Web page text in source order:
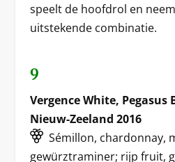
speelt de hoofdrol en
uitstekende combinatie.
9
Vergence White, Pegasus
Nieuw-Zeeland 2016
Sémillon, chardonnay,
gewürztraminer; rijp fruit,